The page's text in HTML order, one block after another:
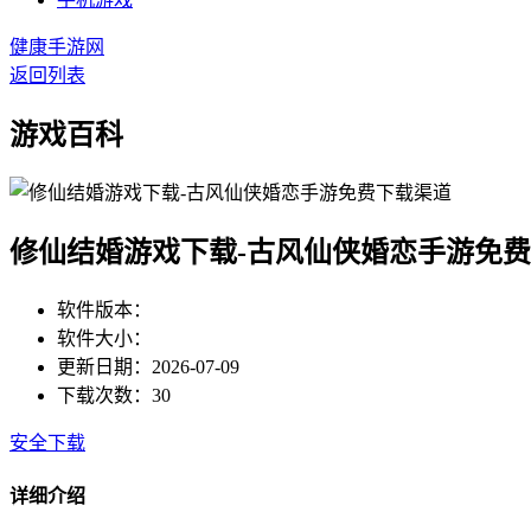
健康手游网
返回列表
游戏百科
修仙结婚游戏下载-古风仙侠婚恋手游免
软件版本：
软件大小：
更新日期：2026-07-09
下载次数：30
安全下载
详细介绍